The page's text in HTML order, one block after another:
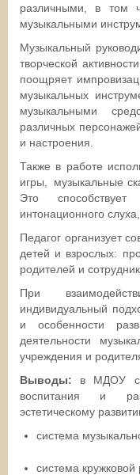
различными, в том
музыкальными
Музыкальный
творческой
поощряет
музыкальных
музыкальными
различных
и настроения.
Также в работе
игры, музыкальные
Это
интонационного слуха,
Педагог организует
детей и взрослых:
родителей и
При
индивидуальный
и особенности
деятельности
учреждения и
Выводы: в МДОУ
воспитания и
эстетическому
система
система кружковой